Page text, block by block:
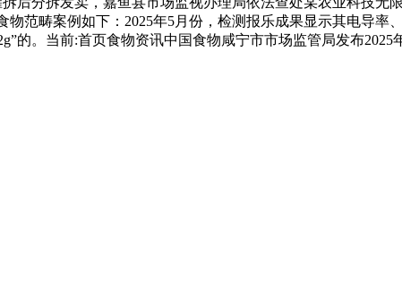
物范畴案例如下：2025年5月份，检测报乐成果显示其电导
的。当前:首页食物资讯中国食物咸宁市市场监管局发布